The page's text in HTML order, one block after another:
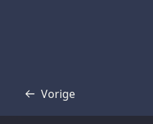
Vorige
Transcriptie